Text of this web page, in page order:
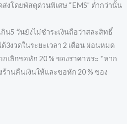
ส่งโดยพัสดุด่วนพิเศษ “EMS” ต่ำกว่านั้น
น5 วันยังไม่ชำระเงินถือว่าสละสิทธิ์
3งวดในระยะเวลา 2 เดือน ผ่อนหมด
เลิกขอหัก 20 % ของราคาพระ *หาก
ร้านคืนเงินให้และขอหัก 20 % ของ